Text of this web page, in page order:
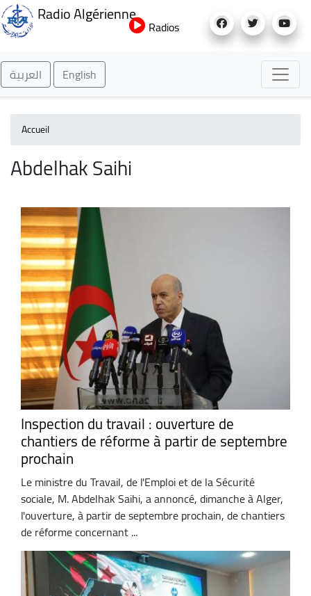
au
Radio Algérienne
Radios
العربية English
Accueil
Abdelhak Saihi
Inspection du travail : ouverture de
chantiers de réforme à partir de septembre
prochain
Le ministre du Travail, de l'Emploi et de la Sécurité
sociale, M. Abdelhak Saihi, a annoncé, dimanche à Alger,
l'ouverture, à partir de septembre prochain, de chantiers
de réforme concernant ...